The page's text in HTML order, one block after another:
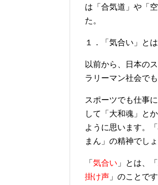
は「合気道」や「
た。
１．「気合い」とは
以前から、日本の
ラリーマン社会で
スポーツでも仕事
して「大和魂」と
ように思います。
まん」の精神でし
「 気合い 」とは、「
掛け声 」のことで